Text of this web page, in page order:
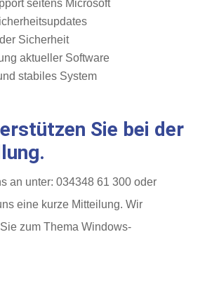
seitens Microsoft
Sicherheit
aktueller Software
stabiles System
Sie bei der
an unter: 034348 61 300 oder
eine kurze Mitteilung. Wir
zum Thema Windows-